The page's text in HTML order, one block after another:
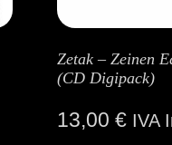
Zetak – Zeinen
(CD Digipack)
13,00 € IVA